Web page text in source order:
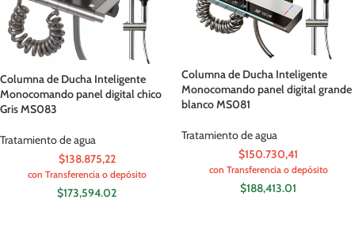
Columna de Ducha Inteligente
Monocomando panel digital chico
Gris MS083
Tratamiento de agua
$138.875,22
con Transferencia o depósito
$173,594.02
Columna de Ducha Inteligente
Monocomando panel digital grande
blanco MS081
Tratamiento de agua
$150.730,41
con Transferencia o depósito
$188,413.01